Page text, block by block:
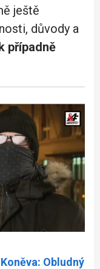
ještě
důvody a
případně
Obludný